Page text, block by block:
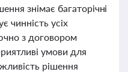
знімає багаторічні
чинність усіх
з договором
умови для
рішення